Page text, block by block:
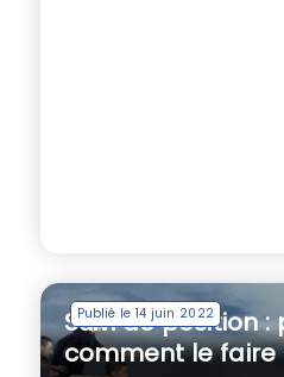
Publié le 14 juin 2022
Suivi de position
comment le faire